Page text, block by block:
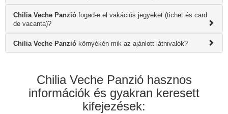
Chilia Veche Panzió fogad-e el vakációs jegyeket (tichet és card
de vacanta)?
Chilia Veche Panzió környékén mik az ajánlott látnivalók?
Chilia Veche Panzió hasznos
információk és gyakran keresett
kifejezések: